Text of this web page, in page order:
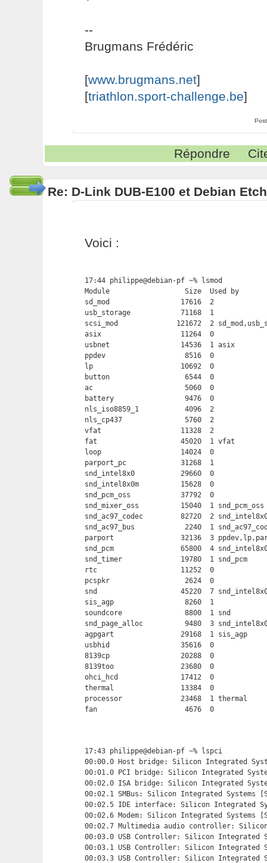
--
Brugmans Frédéric
[www.brugmans.net]
[triathlon.sport-challenge.be]
Répondre
Re: D-Link DUB-E100 et Debian Etch
Voici :
17:44 philippe@debian-pf ~% lsmod
Module                  Size  Used by
sd_mod                 17616  2
usb_storage            71168  1
scsi_mod              121672  2
asix                   11264  0
usbnet                 14536  1 asix
ppdev                   8516  0
lp                     10692  0
button                  6544  0
ac                      5060  0
battery                 9476  0
nls_iso8859_1           4096  2
nls_cp437               5760  2
vfat                   11328  2
fat                    45020  1 vfat
loop                   14024  0
parport_pc             31268  1
snd_intel8x0           29660  0
snd_intel8x0m          15628  0
snd_pcm_oss            37792  0
snd_mixer_oss          15040  1 snd_pcm_oss
snd_ac97_codec         82720  2
snd_ac97_bus            2240  1
parport                32136  3
snd_pcm                65800  4
snd_timer              19780  1 snd_pcm
rtc                    11252  0
pcspkr                  2624  0
snd                    45220  7
sis_agp                 8260  1
soundcore               8800  1 snd
snd_page_alloc          9480  3
agpgart                29168  1 sis_agp
usbhid                 35616  0
8139cp                 20288  0
8139too                23680  0
ohci_hcd               17412  0
thermal                13384  0
processor              23468  1 thermal
fan                     4676  0
17:43 philippe@debian-pf ~% lspci
00:00.0 Host bridge: Silicon Integrated
00:01.0 PCI bridge: Silicon Integrated
00:02.0 ISA bridge: Silicon Integrated
00:02.1 SMBus: Silicon Integrated Systems
00:02.5 IDE interface: Silicon Integrated
00:02.6 Modem: Silicon Integrated Systems
00:02.7 Multimedia audio controller:
00:03.0 USB Controller: Silicon Integrated
00:03.1 USB Controller: Silicon Integrated
00:03.3 USB Controller: Silicon Integrated